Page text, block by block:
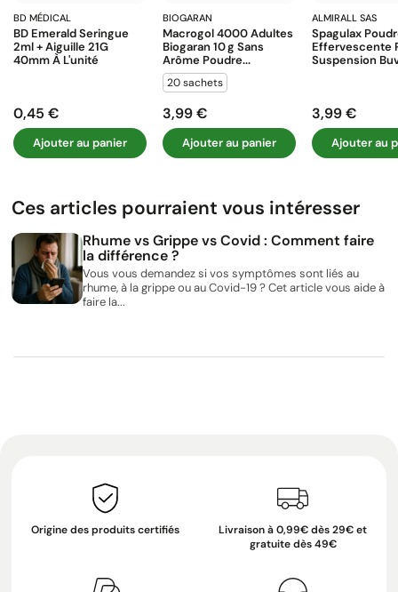
BD MÉDICAL
BD Emerald Seringue
2ml + Aiguille 21G
40mm À L'unité
Prix
0,45 €
Ajouter au panier
BIOGARAN
Macrogol 4000 Adultes
Biogaran 10 G Sans
Arôme Poudre...
20 sachets
Prix
3,99 €
Ajouter au panier
ALMIRALL SAS
Spagulax
Effervescente
Suspension
Prix
3,99 €
Ajouter au
Ces articles pourraient vous intéresser
Rhume vs Grippe vs Covid : Comment faire
la différence ?
Vous vous demandez si vos symptômes sont liés au
rhume, à la grippe ou au Covid-19 ? Cet article vous aide à
faire la...
Origine des produits certifiés
Livraison à 0,99€ dès 29€ et
gratuite dès 49€